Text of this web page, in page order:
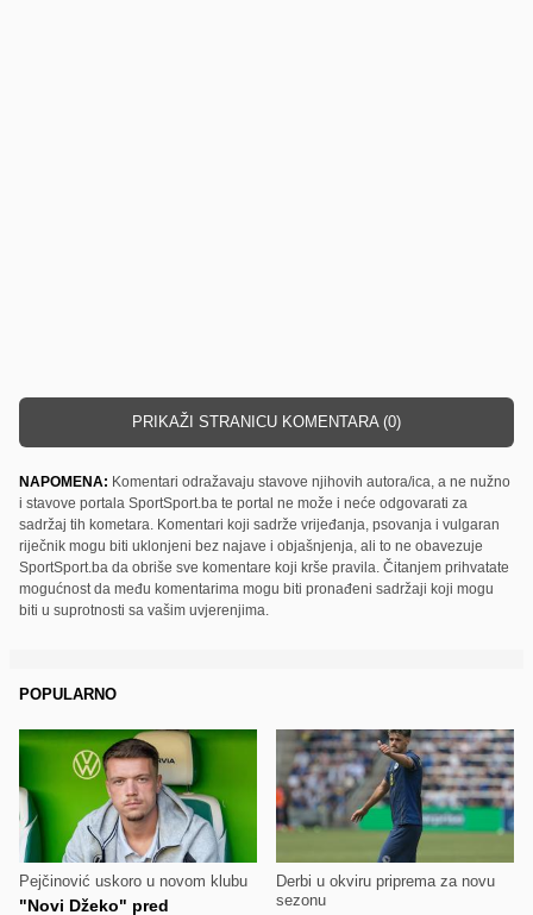
PRIKAŽI STRANICU KOMENTARA (0)
NAPOMENA: Komentari odražavaju stavove njihovih autora/ica, a ne nužno
i stavove portala SportSport.ba te portal ne može i neće odgovarati za
sadržaj tih kometara. Komentari koji sadrže vrijeđanja, psovanja i vulgaran
riječnik mogu biti uklonjeni bez najave i objašnjenja, ali to ne obavezuje
SportSport.ba da obriše sve komentare koji krše pravila. Čitanjem prihvatate
mogućnost da među komentarima mogu biti pronađeni sadržaji koji mogu
biti u suprotnosti sa vašim uvjerenjima.
POPULARNO
Pejčinović uskoro u novom klubu
"Novi Džeko" pred
Derbi u okviru priprema za novu
sezonu